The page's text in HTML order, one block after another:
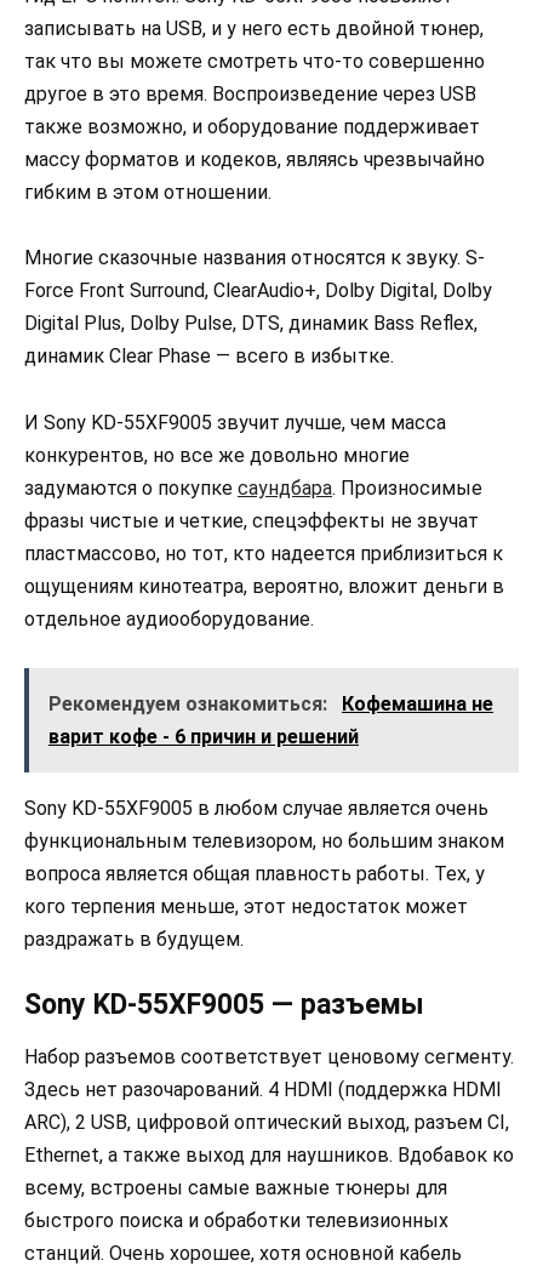
записывать на USB, и у него есть двойной тюнер,
так что вы можете смотреть что-то совершенно
другое в это время. Воспроизведение через USB
также возможно, и оборудование поддерживает
массу форматов и кодеков, являясь чрезвычайно
гибким в этом отношении.
Многие сказочные названия относятся к звуку. S-
Force Front Surround, ClearAudio+, Dolby Digital, Dolby
Digital Plus, Dolby Pulse, DTS, динамик Bass Reflex,
динамик Clear Phase — всего в избытке.
И Sony KD-55XF9005 звучит лучше, чем масса
конкурентов, но все же довольно многие
задумаются о покупке саундбара. Произносимые
фразы чистые и четкие, спецэффекты не звучат
пластмассово, но тот, кто надеется приблизиться к
ощущениям кинотеатра, вероятно, вложит деньги в
отдельное аудиооборудование.
Рекомендуем ознакомиться:
Кофемашина не
варит кофе - 6 причин и решений
Sony KD-55XF9005 в любом случае является очень
функциональным телевизором, но большим знаком
вопроса является общая плавность работы. Тех, у
кого терпения меньше, этот недостаток может
раздражать в будущем.
Sony KD-55XF9005 — разъемы
Набор разъемов соответствует ценовому сегменту.
Здесь нет разочарований. 4 HDMI (поддержка HDMI
ARC), 2 USB, цифровой оптический выход, разъем CI,
Ethernet, а также выход для наушников. Вдобавок ко
всему, встроены самые важные тюнеры для
быстрого поиска и обработки телевизионных
станций. Очень хорошее, хотя основной кабель